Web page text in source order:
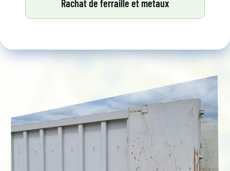
Rachat de ferraille et metaux